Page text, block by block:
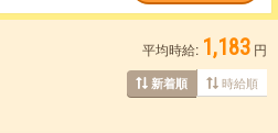
平均時給: 1,183 円
新着順 時給順